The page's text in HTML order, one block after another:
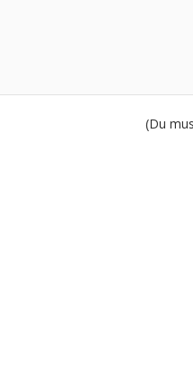
(Du